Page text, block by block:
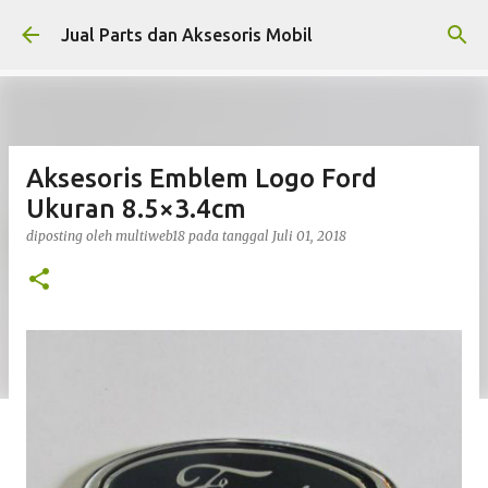
Langsung ke konten utama
Jual Parts dan Aksesoris Mobil
Aksesoris Emblem Logo Ford
Ukuran 8.5×3.4cm
diposting oleh multiweb18 pada tanggal Juli 01, 2018